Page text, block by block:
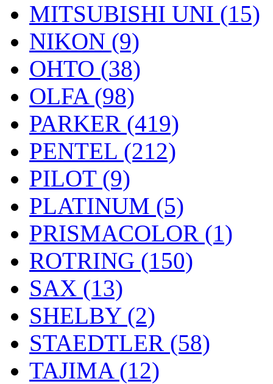
MITSUBISHI UNI (15)
NIKON (9)
OHTO (38)
OLFA (98)
PARKER (419)
PENTEL (212)
PILOT (9)
PLATINUM (5)
PRISMACOLOR (1)
ROTRING (150)
SAX (13)
SHELBY (2)
STAEDTLER (58)
TAJIMA (12)